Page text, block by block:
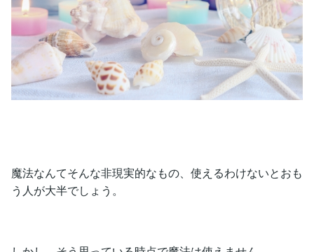
魔法なんてそんな非現実的なもの、使えるわけないとおも
う人が大半でしょう。